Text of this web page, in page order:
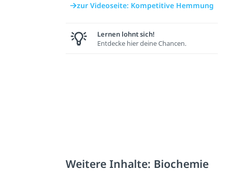
zur Videoseite: Kompetitive Hemmung
Lernen lohnt sich!
Entdecke hier deine Chancen.
Weitere Inhalte: Biochemie